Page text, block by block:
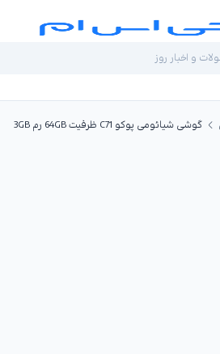
گوشی شیائومی پوکو C71 ظرفیت 64GB رم 3GB